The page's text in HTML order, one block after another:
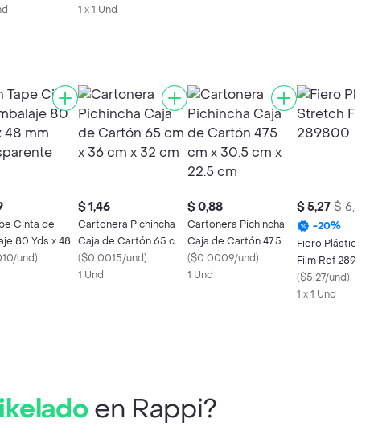
1 x 1 Und
Cinta de
80 Yds x 48
und)
$ 1,46
Cartonera Pichincha
Caja de Cartón 65 cm
x 36 cm x 32 cm
($0.0015/und)
1 Und
$ 0,88
Cartonera Pichincha
Caja de Cartón 47.5
cm x 30.5 cm x 22.5 cm
($0.0009/und)
1 Und
$ 5,27 $ 6,59
-20%
Fiero Plástico
Film Ref
($5.27/und)
1 x 1 Und
en Rappi?